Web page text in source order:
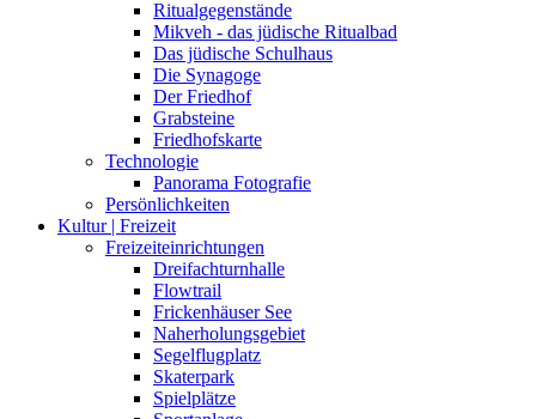
Ritualgegenstände
Mikveh - das jüdische Ritualbad
Das jüdische Schulhaus
Die Synagoge
Der Friedhof
Grabsteine
Friedhofskarte
Technologie
Panorama Fotografie
Persönlichkeiten
Kultur | Freizeit
Freizeiteinrichtungen
Dreifachturnhalle
Flowtrail
Frickenhäuser See
Naherholungsgebiet
Segelflugplatz
Skaterpark
Spielplätze